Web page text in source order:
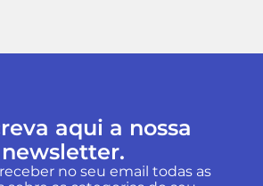
aqui a nossa
newsletter.
no seu email todas as